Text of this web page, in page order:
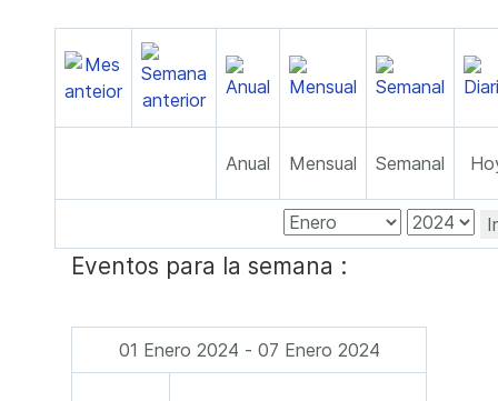
Anual Mensual Semanal
Eventos para la semana :
01 Enero 2024 - 07 Enero 2024